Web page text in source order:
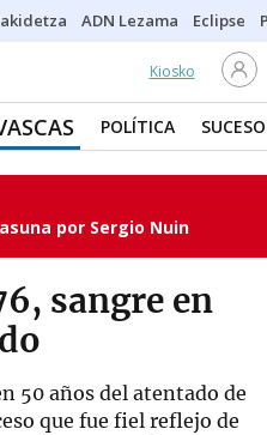
ADN Lezama Eclipse
Kiosko
POLÍTICA
por Sergio Nuin
sangre en
50 años del atentado de
que fue fiel reflejo de